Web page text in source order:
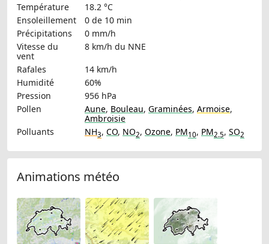
Température
18.2 °C
Ensoleillement
0 de 10 min
Précipitations
0 mm/h
Vitesse du
vent
8 km/h du NNE
Rafales
14 km/h
Humidité
60%
Pression
956 hPa
Pollen
Aune, Bouleau, Graminées, Armoise,
Ambroisie
Polluants
NH3, CO, NO2, Ozone, PM10, PM2.5, SO2
Animations météo